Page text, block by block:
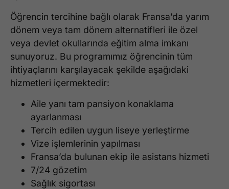
Öğrencin tercihine bağlı olarak Fransa’da yarım
dönem veya tam dönem alternatifleri ile özel
veya devlet okullarında eğitim alma imkanı
sunuyoruz. Bu programımız öğrencinin tüm
ihtiyaçlarını karşılayacak şekilde aşağıdaki
hizmetleri içermektedir:
Aile yanı tam pansiyon konaklama
ayarlanması
Tercih edilen uygun liseye yerleştirme
Vize işlemlerinin yapılması
Fransa’da bulunan ekip ile asistans hizmeti
7/24 gözetim
Sağlık sigortası